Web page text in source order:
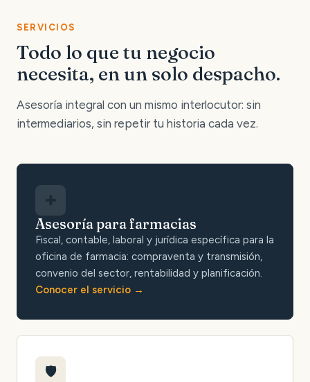
SERVICIOS
Todo lo que tu negocio
necesita, en un solo despacho.
Asesoría integral con un mismo interlocutor: sin
intermediarios, sin repetir tu historia cada vez.
Asesoría para farmacias
Fiscal, contable, laboral y jurídica específica para la
oficina de farmacia: compraventa y transmisión,
convenio del sector, rentabilidad y planificación.
Conocer el servicio
🛡️